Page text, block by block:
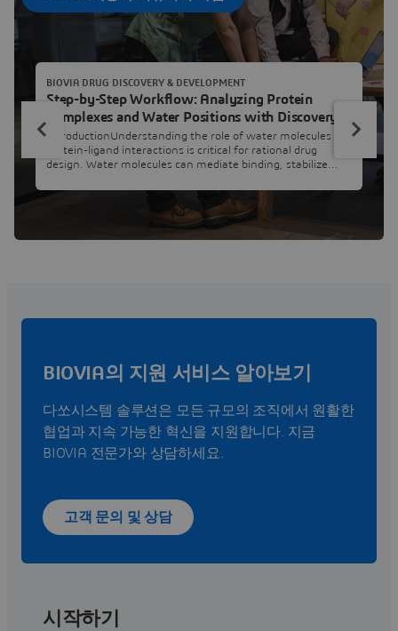
Step-by-Step Workflow: Analyzing Protein
Complexes and Water Positions with Discovery
Studio Simulation
IntroductionUnderstanding the role of water molecules in
protein-ligand interactions is critical for rational drug
design. Water molecules can mediate binding, stabilize
their targets. In this workflow, we will compare the
positions of water molecules across multiple protein-ligand
complexes to identify those that are conserved and
BIOVIA DRUG DISCOVERY & DEVELOPMENT
BIOVIA의 지원 서비스 알아보기
다쏘시스템 솔루션은 모든 규모의 조직에서 원활한
협업과 지속 가능한 혁신을 지원합니다. 지금
BIOVIA 전문가와 상담하세요.
고객 문의 및 상담
시작하기